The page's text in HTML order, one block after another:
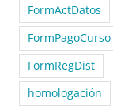
FormActDatos
FormPagoCurso
FormRegDist
homologación